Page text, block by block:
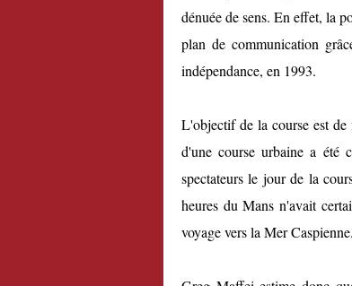
dénuée de sens. En effet, la
plan de communication
indépendance, en 1993.
L'objectif de la course est
d'une course urbaine a été
spectateurs le jour de la
heures du Mans n'avait
voyage vers la Mer Caspienne.